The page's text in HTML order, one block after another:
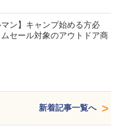
マン】キャンプ始める方必
ムセール対象のアウトドア商
新着記事一覧へ